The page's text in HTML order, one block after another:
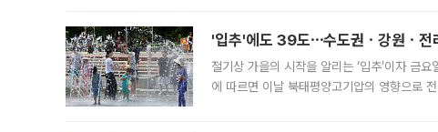
'입추'에도 39도⋯수도권ㆍ강원ㆍ전
절기상 가을의 시작을 알리는 ‘입추’이자 금
에 따르면 이날 북태평양고기압의 영향으로